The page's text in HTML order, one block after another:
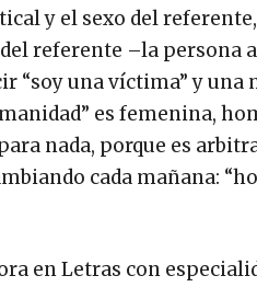
y el sexo del
referente –la persona
“soy una víctima” y
es femenina,
nada, porque es
cada mañana:
en Letras con